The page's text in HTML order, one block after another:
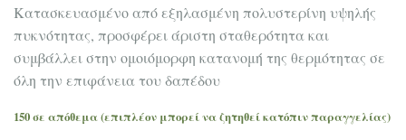
Κατασκευασμένο από εξηλασμένη πολυστερίνη υψηλής
πυκνότητας, προσφέρει άριστη σταθερότητα και
συμβάλλει στην ομοιόμορφη κατανομή της θερμότητας σε
όλη την επιφάνεια του δαπέδου
150 σε απόθεμα (επιπλέον μπορεί να ζητηθεί κατόπιν παραγγελίας)